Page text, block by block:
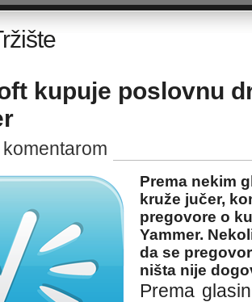
kupuje poslovnu
Prema nekim
kruže jučer,
pregovore o
Yammer.
da se
ništa nije
Prema